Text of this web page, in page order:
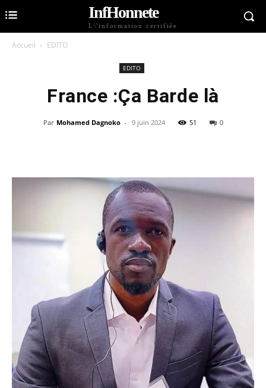
InfHonnete
L\'information certifiée
Accueil EDITO
EDITO
France :Ça Barde là
Par Mohamed Dagnoko - 9 juin 2024 51 0